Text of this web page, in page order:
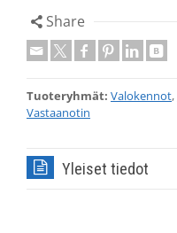
Share
Tuoteryhmät: Valokennot,
Vastaanotin
Yleiset tiedot